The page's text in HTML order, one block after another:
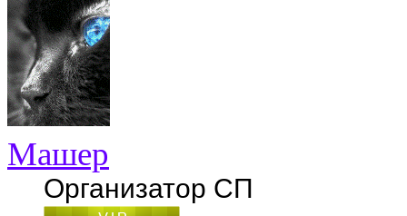
Машер
Организатор СП